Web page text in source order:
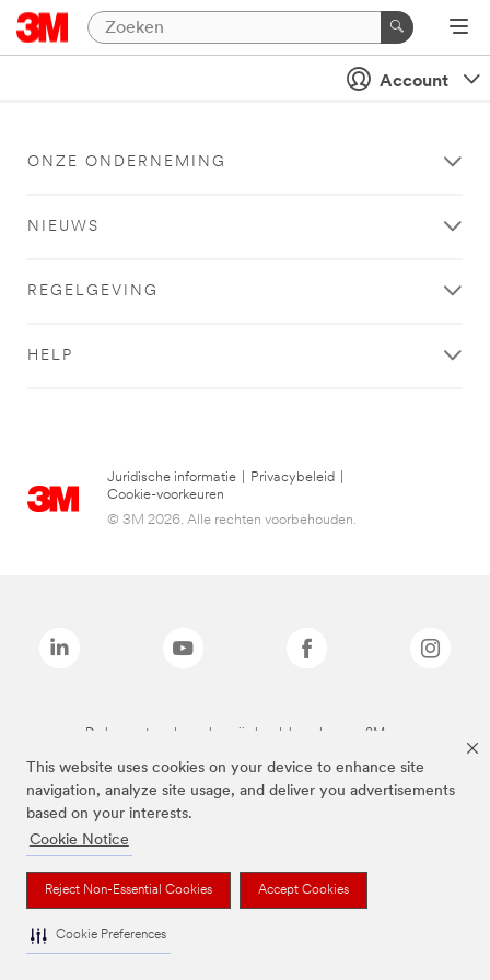
This website uses cookies on your device to enhance site
navigation, analyze site usage, and deliver you advertisements
based on your interests.
Cookie Notice
Reject Non-Essential Cookies Accept Cookies
Cookie Preferences
Account
ONZE ONDERNEMING
NIEUWS
REGELGEVING
HELP
Juridische informatie Privacybeleid
Cookie-voorkeuren
© 3M 2026. Alle rechten voorbehouden.
De bovenstaande merken zijn handelsmerken van 3M.we